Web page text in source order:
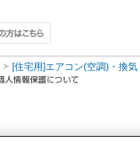
[住宅用]エアコン(空調)・換気